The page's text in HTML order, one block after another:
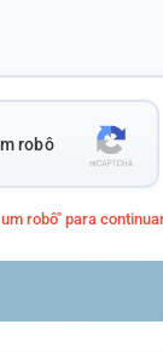
robô
robô" para